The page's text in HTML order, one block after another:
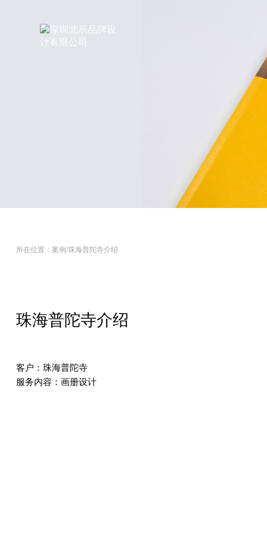
所在位置： 案例 /珠海普陀寺介绍
珠海普陀寺介绍
客户：珠海普陀寺
服务内容：画册设计